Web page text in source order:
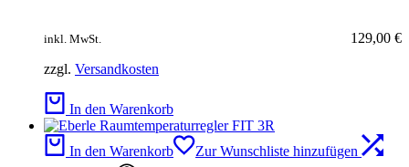
129,00 €
inkl. MwSt.
zzgl. Versandkosten
In den Warenkorb
In den Warenkorb
Zur Wunschliste hinzufügen